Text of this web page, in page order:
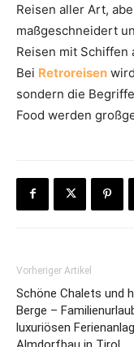
Reisen aller Art,
maßgeschneidert
Reisen mit Schiffen
Bei Retroreisen
sondern die
Food werden
Vorheriger Artikel
Schöne Chalets und
Berge –
luxuriösen